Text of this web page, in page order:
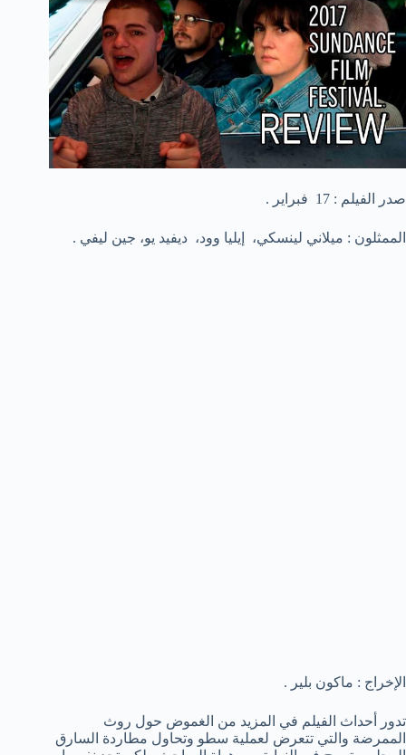
صدر الفيلم : 17 فبراير .
الممثلون : ميلاني لينسكي، إيليا وود، ديفيد يو، جين ليفي .
الإخراج : ماكون بلير .
تدور أحداث الفيلم في المزيد من الغموض حول روث
الممرضة والتي تتعرض لعملية سطو وتحاول مطاردة السارق